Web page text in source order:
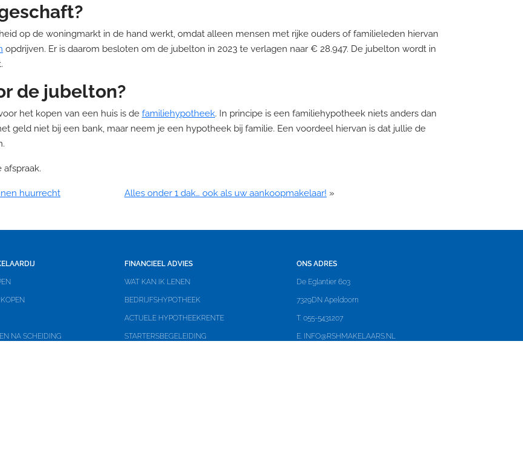
op de woningmarkt in de hand werkt, omdat alleen mensen met rijke ouders of familieleden hiervan
opdrijven. Er is daarom besloten om de jubelton in 2023 te verlagen naar € 28.947. De jubelton wordt in
de jubelton?
het kopen van een huis is de familiehypotheek. In principe is een familiehypotheek niets anders dan
geld niet bij een bank, maar neem je een hypotheek bij familie. Een voordeel hiervan is dat jullie de
huurrecht Alles onder 1 dak… ook als uw aankoopmakelaar! »
NA SCHEIDING
FINANCIEEL ADVIES
WAT KAN IK LENEN
BEDRIJFSHYPOTHEEK
ACTUELE HYPOTHEEKRENTE
STARTERSBEGELEIDING
ONS ADRES
De Eglantier 603
7329DN Apeldoorn
T. 055-5431207
E. INFO@RSHMAKELAARS.NL